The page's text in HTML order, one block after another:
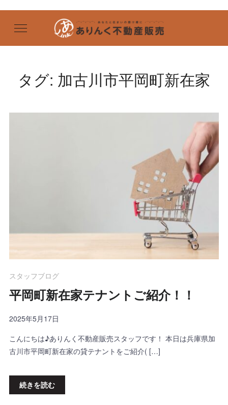
タグ: 加古川市平岡町新在家
スタッフブログ
平岡町新在家テナントご紹介！！
2025年5月17日
こんにちは♪ありんく不動産販売スタッフです！ 本日は兵庫県加
古川市平岡町新在家の貸テナントをご紹介( […]
続きを読む